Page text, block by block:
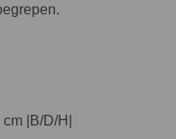
|B/D/H|